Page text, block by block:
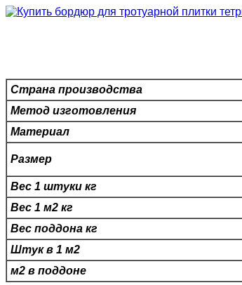
Страна производства
Метод изготовления
Материал
Размер
Вес 1 штуки кг
Вес 1 м2 кг
Вес поддона кг
Штук в 1 м2
м2 в поддоне